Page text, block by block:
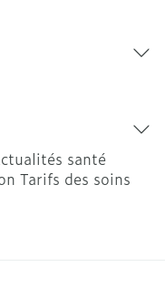
santé
Tarifs des soins